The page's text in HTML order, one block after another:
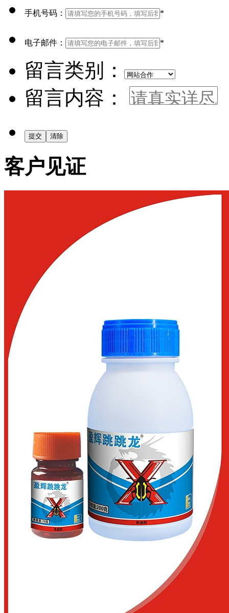
手机号码： *
电子邮件： *
留言类别：
留言内容：
客户见证